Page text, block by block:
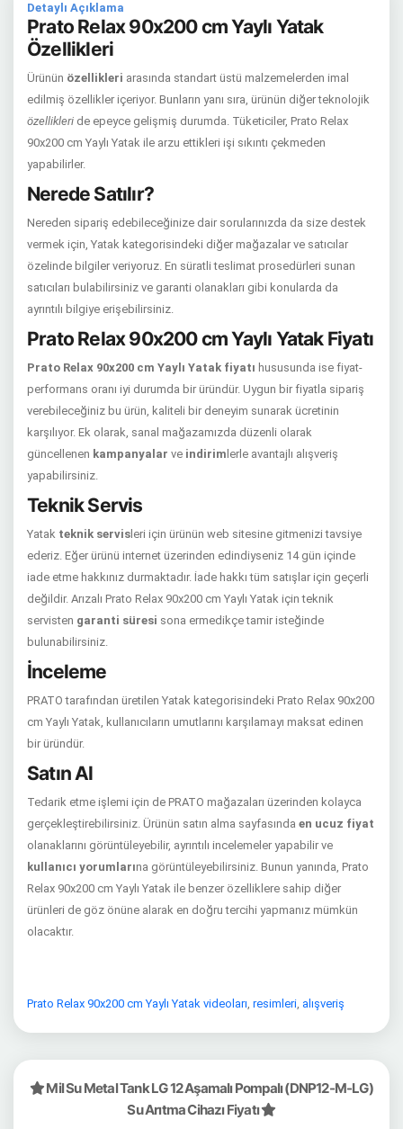
Detaylı Açıklama
Prato Relax 90x200 cm Yaylı Yatak
Özellikleri
Ürünün özellikleri arasında standart üstü malzemelerden imal
edilmiş özellikler içeriyor. Bunların yanı sıra, ürünün diğer teknolojik
özellikleri de epeyce gelişmiş durumda. Tüketiciler, Prato Relax
90x200 cm Yaylı Yatak ile arzu ettikleri işi sıkıntı çekmeden
yapabilirler.
Nerede Satılır?
Nereden sipariş edebileceğinize dair sorularınızda da size destek
vermek için, Yatak kategorisindeki diğer mağazalar ve satıcılar
özelinde bilgiler veriyoruz. En süratli teslimat prosedürleri sunan
satıcıları bulabilirsiniz ve garanti olanakları gibi konularda da
ayrıntılı bilgiye erişebilirsiniz.
Prato Relax 90x200 cm Yaylı Yatak Fiyatı
Prato Relax 90x200 cm Yaylı Yatak fiyatı hususunda ise fiyat-
performans oranı iyi durumda bir üründür. Uygun bir fiyatla sipariş
verebileceğiniz bu ürün, kaliteli bir deneyim sunarak ücretinin
karşılıyor. Ek olarak, sanal mağazamızda düzenli olarak
güncellenen kampanyalar ve indirim lerle avantajlı alışveriş
yapabilirsiniz.
Teknik Servis
Yatak teknik servis leri için ürünün web sitesine gitmenizi tavsiye
ederiz. Eğer ürünü internet üzerinden edindiyseniz 14 gün içinde
iade etme hakkınız durmaktadır. İade hakkı tüm satışlar için geçerli
değildir. Arızalı Prato Relax 90x200 cm Yaylı Yatak için teknik
servisten garanti süresi sona ermedikçe tamir isteğinde
bulunabilirsiniz.
İnceleme
PRATO tarafından üretilen Yatak kategorisindeki Prato Relax 90x200
cm Yaylı Yatak, kullanıcıların umutlarını karşılamayı maksat edinen
bir üründür.
Satın Al
Tedarik etme işlemi için de PRATO mağazaları üzerinden kolayca
gerçekleştirebilirsiniz. Ürünün satın alma sayfasında en ucuz fiyat
olanaklarını görüntüleyebilir, ayrıntılı incelemeler yapabilir ve
kullanıcı yorumlarına görüntüleyebilirsiniz. Bunun yanında, Prato
Relax 90x200 cm Yaylı Yatak ile benzer özelliklere sahip diğer
ürünleri de göz önüne alarak en doğru tercihi yapmanız mümkün
olacaktır.
Prato Relax 90x200 cm Yaylı Yatak videoları, resimleri, alışveriş
Mil Su Metal Tank LG 12 Aşamalı Pompalı (DNP12-M-LG)
Su Arıtma Cihazı Fiyatı